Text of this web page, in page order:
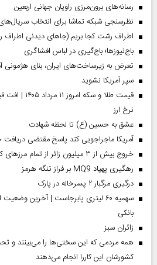
رسانه‌های برون‌مرزی راویان جهانی اربعین
نظرسنجی شبکه تماشا برای انتخاب
اطراف رشت کجا بریم (جاهای دیدنی
باج‌نیوزها؛ باج‌گیری در لباس افشاگری
تعرض به زیرساخت‌های ایران، بنای هژمونی
سپر آمریکا نشوید
قیمت طلا و
نرخ ارز
عشق به حسین (ع) تا لحظه شهادت
آمریکا ماجراجویی کند پاسخ مقتضی دریافت
خروج بیش از ۳ میلیون زائر از تمام مرز‌های کشور
رهگیری پهپاد MQ9 بر فراز تنگه هرمز
درگیری مرگبار ۲ پسرخاله در پارک
سهمیه ۶۰ لیتری پابرجاست | آخرین
بانکی
‌زائران سبز
همه مردمی که این سختی‌ها را می‌بینند و
کشورشان این کاررا انجام می‌دهند